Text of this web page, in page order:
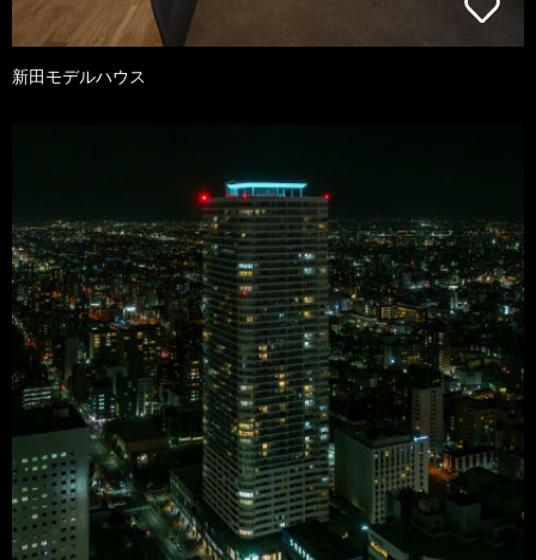
新田モデルハウス